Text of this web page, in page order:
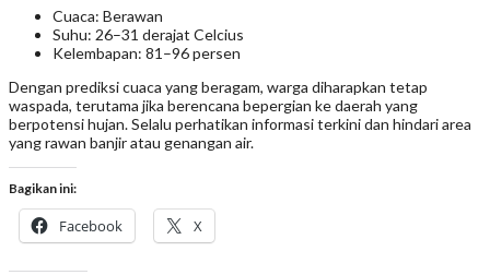
Cuaca: Berawan
Suhu: 26–31 derajat Celcius
Kelembapan: 81–96 persen
Dengan prediksi cuaca yang beragam, warga diharapkan tetap
waspada, terutama jika berencana bepergian ke daerah yang
berpotensi hujan. Selalu perhatikan informasi terkini dan hindari area
yang rawan banjir atau genangan air.
Bagikan ini:
Facebook X